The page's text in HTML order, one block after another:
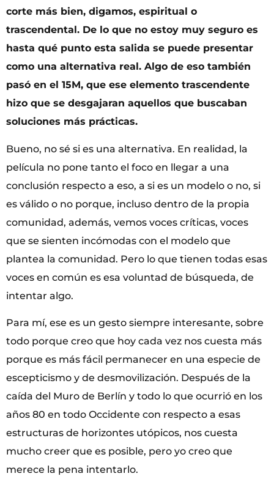
corte más bien, digamos, espiritual o
trascendental. De lo que no estoy muy seguro es
hasta qué punto esta salida se puede presentar
como una alternativa real. Algo de eso también
pasó en el 15M, que ese elemento trascendente
hizo que se desgajaran aquellos que buscaban
soluciones más prácticas.
Bueno, no sé si es una alternativa. En realidad, la
película no pone tanto el foco en llegar a una
conclusión respecto a eso, a si es un modelo o no, si
es válido o no porque, incluso dentro de la propia
comunidad, además, vemos voces críticas, voces
que se sienten incómodas con el modelo que
plantea la comunidad. Pero lo que tienen todas esas
voces en común es esa voluntad de búsqueda, de
intentar algo.
Para mí, ese es un gesto siempre interesante, sobre
todo porque creo que hoy cada vez nos cuesta más
porque es más fácil permanecer en una especie de
escepticismo y de desmovilización. Después de la
caída del Muro de Berlín y todo lo que ocurrió en los
años 80 en todo Occidente con respecto a esas
estructuras de horizontes utópicos, nos cuesta
mucho creer que es posible, pero yo creo que
merece la pena intentarlo.